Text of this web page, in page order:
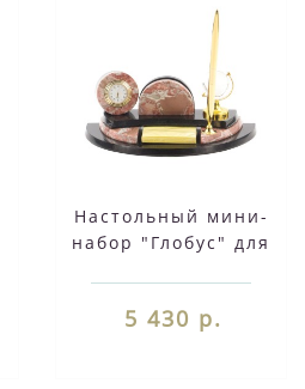
Настольный мини-
набор "Глобус" для
5 430 р.